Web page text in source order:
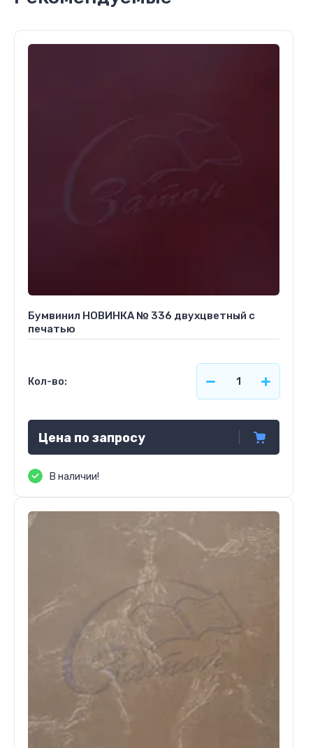
Бумвинил НОВИНКА № 336 двухцветный с
печатью
Кол-во:
Цена по запросу
В наличии!